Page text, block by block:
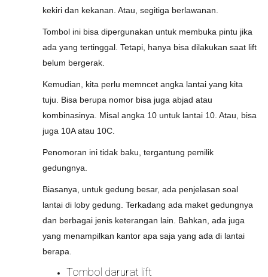
kekiri dan kekanan. Atau, segitiga berlawanan.
Tombol ini bisa dipergunakan untuk membuka pintu jika
ada yang tertinggal. Tetapi, hanya bisa dilakukan saat lift
belum bergerak.
Kemudian, kita perlu memncet angka lantai yang kita
tuju. Bisa berupa nomor bisa juga abjad atau
kombinasinya. Misal angka 10 untuk lantai 10. Atau, bisa
juga 10A atau 10C.
Penomoran ini tidak baku, tergantung pemilik
gedungnya.
Biasanya, untuk gedung besar, ada penjelasan soal
lantai di loby gedung. Terkadang ada maket gedungnya
dan berbagai jenis keterangan lain. Bahkan, ada juga
yang menampilkan kantor apa saja yang ada di lantai
berapa.
Tombol darurat lift